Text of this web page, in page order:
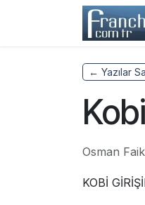
← Yazılar
Osman
KOBİ